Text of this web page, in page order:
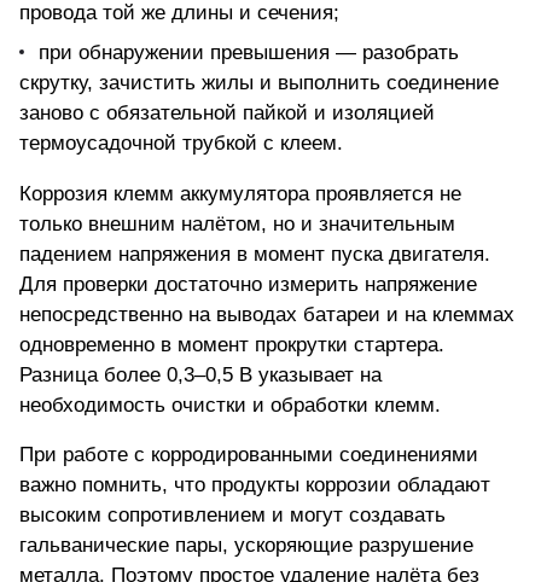
провода той же длины и сечения;
при обнаружении превышения — разобрать
скрутку, зачистить жилы и выполнить соединение
заново с обязательной пайкой и изоляцией
термоусадочной трубкой с клеем.
Коррозия клемм аккумулятора проявляется не
только внешним налётом, но и значительным
падением напряжения в момент пуска двигателя.
Для проверки достаточно измерить напряжение
непосредственно на выводах батареи и на клеммах
одновременно в момент прокрутки стартера.
Разница более 0,3–0,5 В указывает на
необходимость очистки и обработки клемм.
При работе с корродированными соединениями
важно помнить, что продукты коррозии обладают
высоким сопротивлением и могут создавать
гальванические пары, ускоряющие разрушение
металла. Поэтому простое удаление налёта без